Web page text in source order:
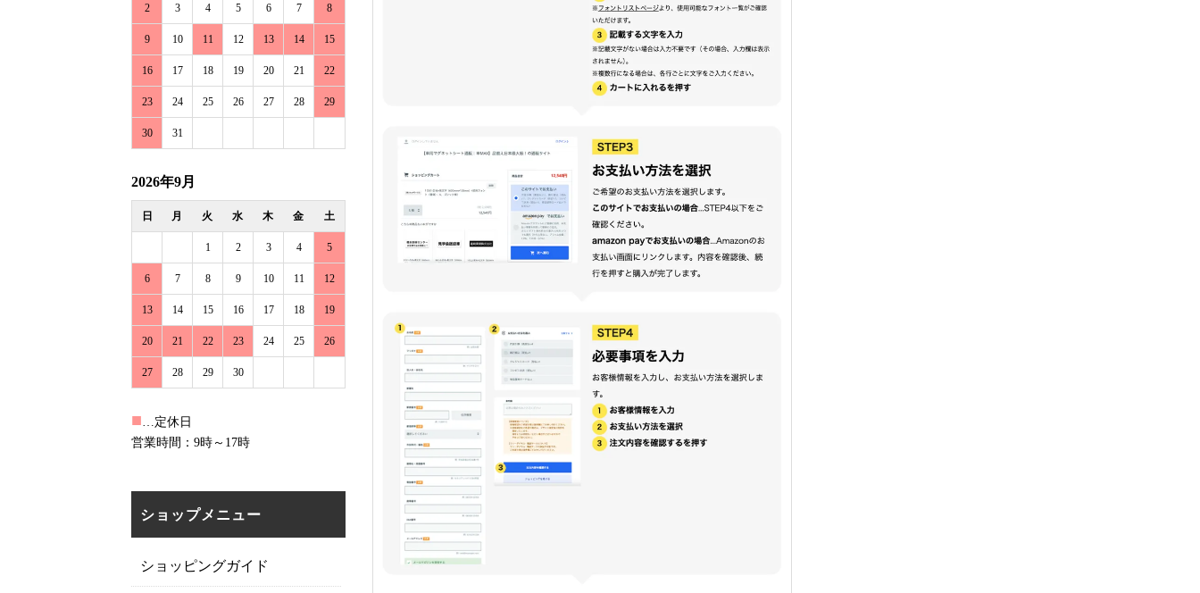
2 3 4 5 6 7 8
9 10 11 12 13 14 15
16 17 18 19 20 21 22
23 24 25 26 27 28 29
30 31
2026年9月
日 月 火 水 木 金 土
1 2 3 4 5
6 7 8 9 10 11 12
13 14 15 16 17 18 19
20 21 22 23 24 25 26
27 28 29 30
■ …定休日
営業時間：9時～17時
ショップメニュー
ショッピングガイド